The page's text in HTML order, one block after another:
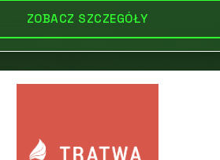
ZOBACZ SZCZEGÓŁY